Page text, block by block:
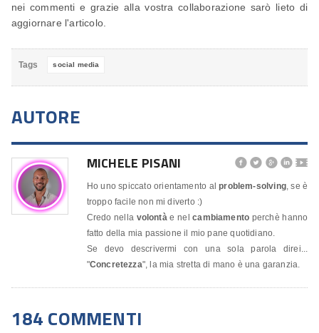
nei commenti e grazie alla vostra collaborazione sarò lieto di
aggiornare l'articolo.
Tags social media
AUTORE
MICHELE PISANI     🎬
Ho uno spiccato orientamento alproblem-solving, se è
troppo facile non mi diverto :)
Credo nella volontàe nelcambiamento perchè hanno
fatto della mia passione il mio pane quotidiano.
Se devo descrivermi con una sola parola direi...
"Concretezza", la mia stretta di mano è una garanzia.
184 COMMENTI